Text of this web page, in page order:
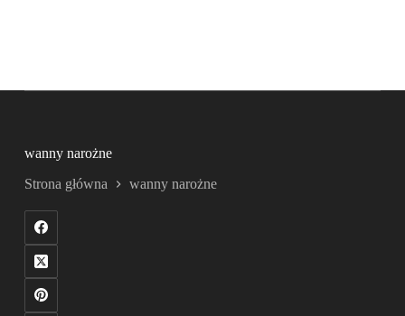
wanny narożne
Strona główna wanny narożne